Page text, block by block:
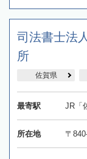
司法書士法
所
佐賀県
最寄駅 JR「
所在地 〒